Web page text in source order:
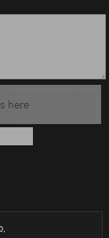
here